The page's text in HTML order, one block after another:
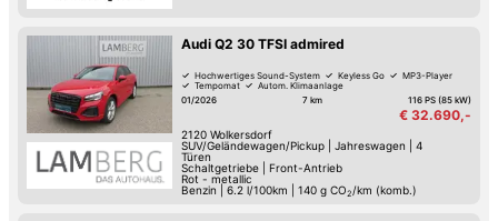
Audi Q2 30 TFSI admired
Hochwertiges Sound-System Keyless Go
MP3-Player
Tempomat
Autom. Klimaanlage
01/2026
7 km 116 PS (85 kW)
€ 32.690,-
2120 Wolkersdorf
SUV/Geländewagen/Pickup| Jahreswagen
4
Türen
Schaltgetriebe|
Front-Antrieb
Rot - metallic
Benzin
6.2 l/100km 140 g CO2/km (komb.)